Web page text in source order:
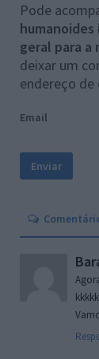
Pode
humanoides
geral para a
deixar um
endereço
Email